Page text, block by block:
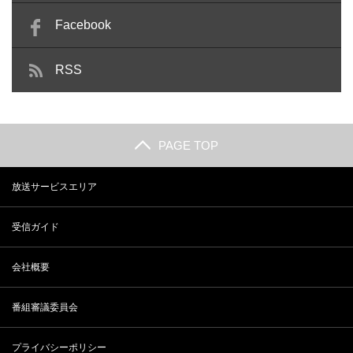
Facebook
RSS
PAGE TOP
放送サービスエリア
受信ガイド
会社概要
番組審議委員会
プライバシーポリシー